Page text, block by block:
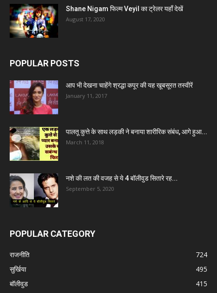
Shane Nigam फिल्म Veyil का ट्रेलर यहाँ देखें
August 17, 2020
POPULAR POSTS
आप भी देखना चाहेंगे श्रद्धा कपूर की यह खूबसूरत तस्वीरें
January 11, 2017
पालतू कुत्ते के साथ लड़की ने बनाया शारीरिक संबंध, आगे हुआ...
March 11, 2018
नशे की लत की वजह से ये 4 बॉलीवुड सितारे रह...
September 5, 2020
POPULAR CATEGORY
राजनीति
724
सुर्खिया
495
बॉलीवुड
415